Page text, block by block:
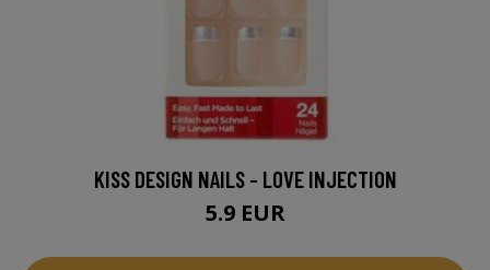
KISS DESIGN NAILS - LOVE INJECTION
5.9 EUR